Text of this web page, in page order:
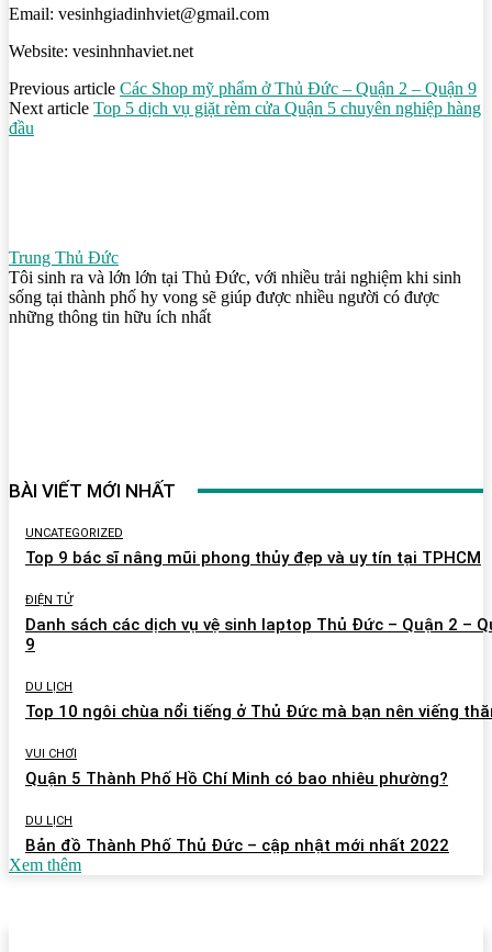
Email: vesinhgiadinhviet@gmail.com
Website: vesinhnhaviet.net
Previous article Các Shop mỹ phẩm ở Thủ Đức – Quận 2 – Quận 9
Next article Top 5 dịch vụ giặt rèm cửa Quận 5 chuyên nghiệp hàng
đầu
Trung Thủ Đức
Tôi sinh ra và lớn lớn tại Thủ Đức, với nhiều trải nghiệm khi sinh
sống tại thành phố hy vong sẽ giúp được nhiều người có được
những thông tin hữu ích nhất
BÀI VIẾT MỚI NHẤT
UNCATEGORIZED
Top 9 bác sĩ nâng mũi phong thủy đẹp và uy tín tại TPHCM
ĐIỆN TỬ
Danh sách các dịch vụ vệ sinh laptop Thủ Đức – Quận 2 –
9
DU LỊCH
Top 10 ngôi chùa nổi tiếng ở Thủ Đức mà bạn nên viếng
VUI CHƠI
Quận 5 Thành Phố Hồ Chí Minh có bao nhiêu phường?
DU LỊCH
Bản đồ Thành Phố Thủ Đức – cập nhật mới nhất 2022
Xem thêm